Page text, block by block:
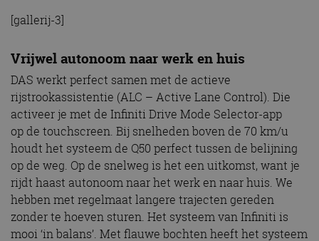
[gallerij-3]
Vrijwel autonoom naar werk en huis
DAS werkt perfect samen met de actieve
rijstrookassistentie (ALC – Active Lane Control). Die
activeer je met de Infiniti Drive Mode Selector-app
op de touchscreen. Bij snelheden boven de 70 km/u
houdt het systeem de Q50 perfect tussen de belijning
op de weg. Op de snelweg is het een uitkomst, want je
rijdt haast autonoom naar het werk en naar huis. We
hebben met regelmaat langere trajecten gereden
zonder te hoeven sturen. Het systeem van Infiniti is
mooi ‘in balans’. Met flauwe bochten heeft het systeem